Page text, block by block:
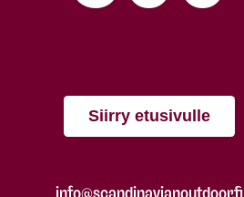
Siirry etusivulle